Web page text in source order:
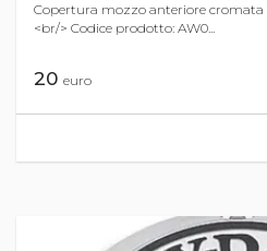
Copertura mozzo anteriore cromata
<br/> Codice prodotto: AW0...
20 euro